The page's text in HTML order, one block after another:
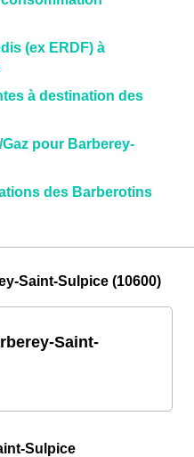
(ex ERDF) à
à destination des
pour Barberey-
des Barberotins
Saint-Sulpice (10600)
Saint-
Sulpice